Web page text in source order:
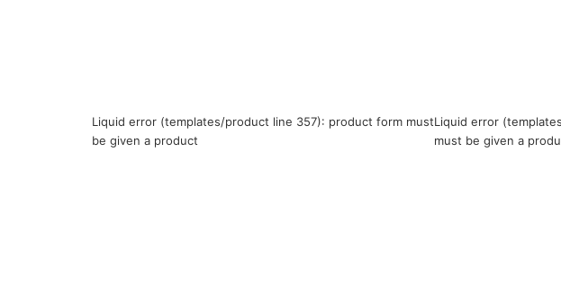
Liquid error (templates/product line 357): product form must
be given a product
Liquid error
must be given a